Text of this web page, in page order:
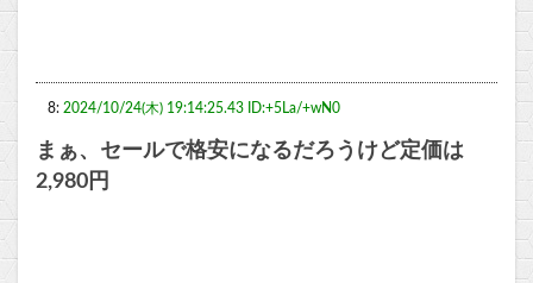
8: 2024/10/24(木) 19:14:25.43 ID:+5La/+wN0
まぁ、セールで格安になるだろうけど定価は
2,980円